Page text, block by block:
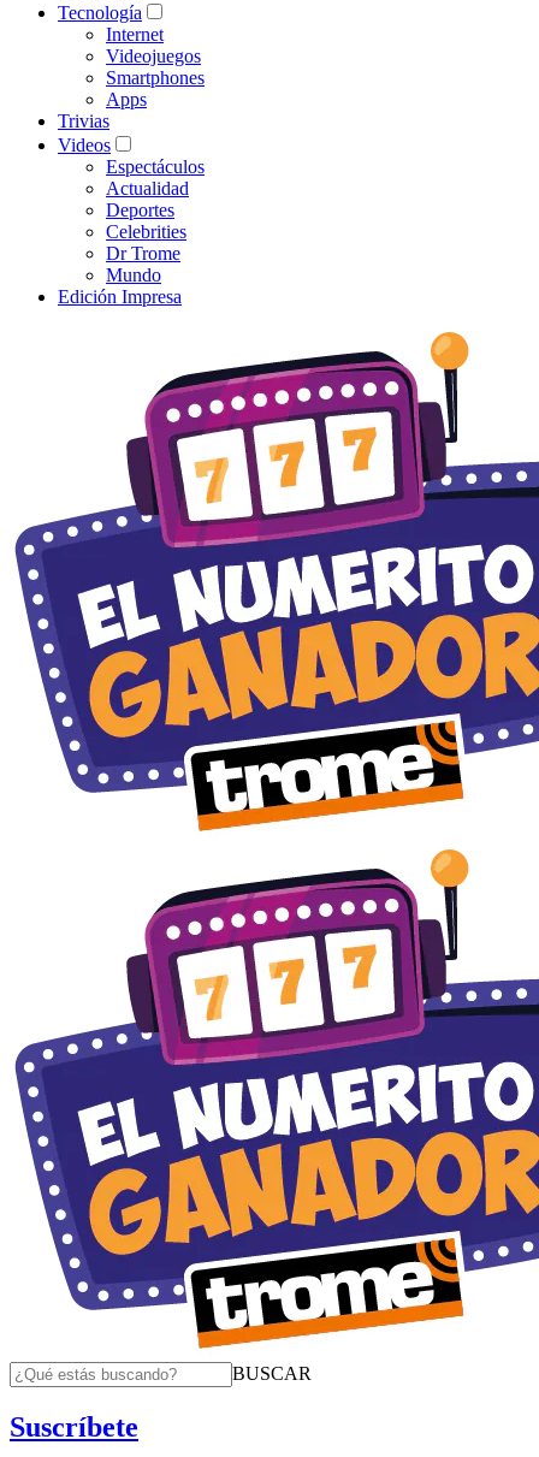
Tecnología
Internet
Videojuegos
Smartphones
Apps
Trivias
Videos
Espectáculos
Actualidad
Deportes
Celebrities
Dr Trome
Mundo
Edición Impresa
BUSCAR
Suscríbete